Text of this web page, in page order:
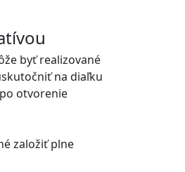
byť realizované
na diaľku
otvorenie
založiť plne